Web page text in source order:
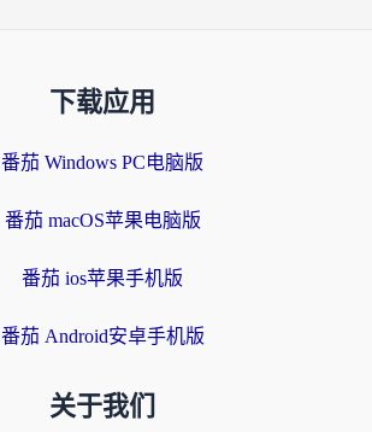
下载应用
番茄 Windows PC电脑版
番茄 macOS苹果电脑版
番茄 ios苹果手机版
番茄 Android安卓手机版
关于我们